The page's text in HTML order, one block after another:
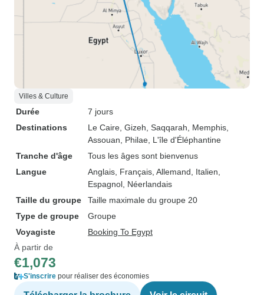
Villes & Culture
Durée
7 jours
Destinations
Le Caire , Gizeh , Saqqarah , Memphis
Assouan , Philae , L'île d'Éléphantine
Tranche d'âge
Tous les âges sont bienvenus
Langue
Anglais, Français, Allemand, Italien,
Espagnol, Néerlandais
Taille du groupe
Taille maximale du groupe 20
Type de groupe
Groupe
Voyagiste
Booking To Egypt
À partir de
€1,073
S'inscrire pour réaliser des économies